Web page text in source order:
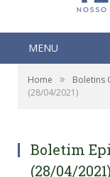
MENU
Home » Boletins
(28/04/2021)
Boletim
(28/04/2021)